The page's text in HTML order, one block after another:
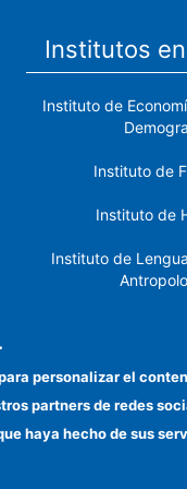
Institutos
Instituto de
Instituto de
Instituto de
Instituto de
Instituto de
personalizar el
partners de redes
haya hecho de sus